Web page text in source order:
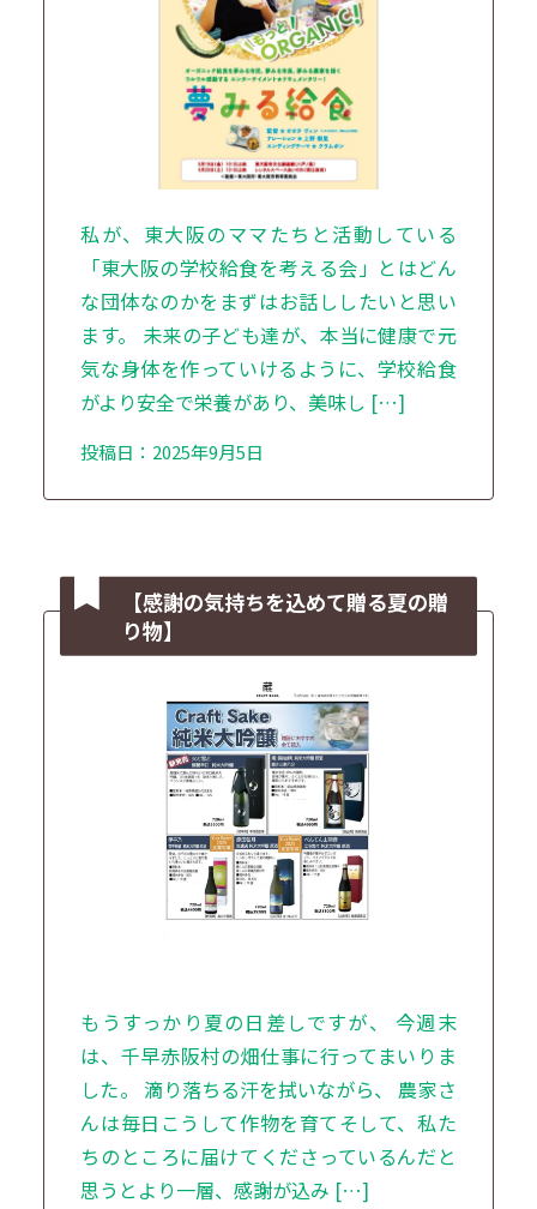
私が、東大阪のママたちと活動している
「東大阪の学校給食を考える会」とはどん
な団体なのかをまずはお話ししたいと思い
ます。 未来の子ども達が、本当に健康で元
気な身体を作っていけるように、学校給食
がより安全で栄養があり、美味し […]
投稿日：2025年9月5日
【感謝の気持ちを込めて贈る夏の贈
り物】
もうすっかり夏の日差しですが、 今週末
は、千早赤阪村の畑仕事に行ってまいりま
した。 滴り落ちる汗を拭いながら、 農家さ
んは毎日こうして作物を育てそして、私た
ちのところに届けてくださっているんだと
思うとより一層、感謝が込み […]